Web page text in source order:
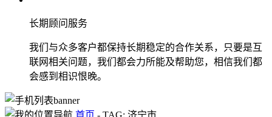
长期顾问服务
我们与众多客户都保持长期稳定的合作关系，只要是互
联网相关问题，我们都会力所能及帮助您，相信我们都
会感到相识恨晚。
首页 - TAG: 济宁市